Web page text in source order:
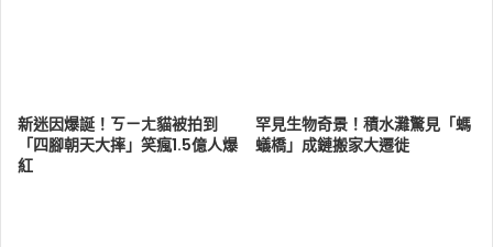
新迷因爆誕！ㄎㄧㄤ貓被拍到
「四腳朝天大摔」笑瘋1.5億人爆
紅
罕見生物奇景！積水灘驚見「螞
蟻橋」成鏈搬家大遷徙